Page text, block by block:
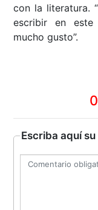
con la literatura.
escribir en
mucho gusto”.
Escriba aquí